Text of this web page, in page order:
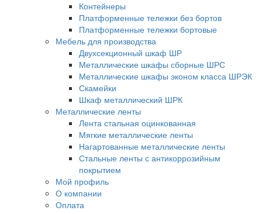
Контейнеры
Платформенные тележки без бортов
Платформенные тележки бортовые
Мебель для производства
Двухсекционный шкаф ШР
Металлические шкафы сборные ШРС
Металлические шкафы эконом класса ШРЭК
Скамейки
Шкаф металлический ШРК
Металлические ленты
Лента стальная оцинкованная
Мягкие металлические ленты
Нагартованные металлические ленты
Стальные ленты с антикоррозийным
покрытием
Мой профиль
О компании
Оплата